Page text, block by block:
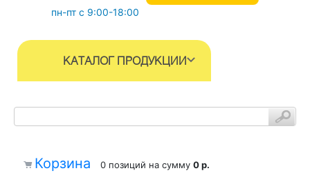
пн-пт с 9:00-18:00
КАТАЛОГ ПРОДУКЦИИ
Корзина 0 позиций на сумму 0 р.